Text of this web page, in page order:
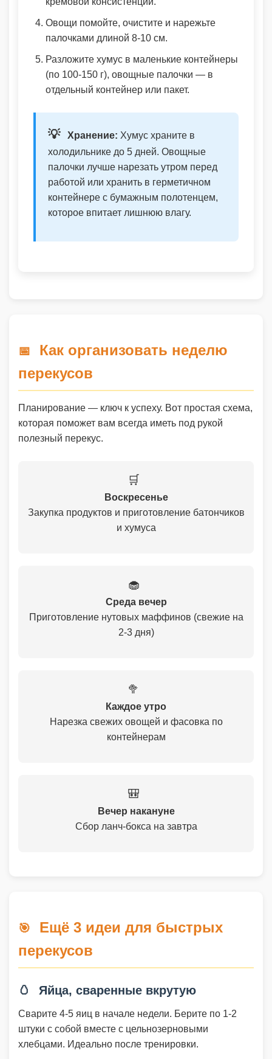
Овощи помойте, очистите и нарежьте
палочками длиной 8-10 см.
Разложите хумус в маленькие контейнеры
(по 100-150 г), овощные палочки — в
отдельный контейнер или пакет.
💡 Хранение: Хумус храните в
холодильнике до 5 дней. Овощные
палочки лучше нарезать утром перед
работой или хранить в герметичном
контейнере с бумажным полотенцем,
которое впитает лишнюю влагу.
📅
Как организовать неделю
перекусов
Планирование — ключ к успеху. Вот простая схема,
которая поможет вам всегда иметь под рукой
полезный перекус.
🛒
Воскресенье
Закупка продуктов и приготовление батончиков
и хумуса
🧁
Среда вечер
Приготовление нутовых маффинов (свежие на
2-3 дня)
🥦
Каждое утро
Нарезка свежих овощей и фасовка по
контейнерам
🎒
Вечер накануне
Сбор ланч-бокса на завтра
🎯
Ещё 3 идеи для быстрых
перекусов
🥚 Яйца, сваренные вкрутую
Сварите 4-5 яиц в начале недели. Берите по 1-2
штуки с собой вместе с цельнозерновыми
хлебцами. Идеально после тренировки.